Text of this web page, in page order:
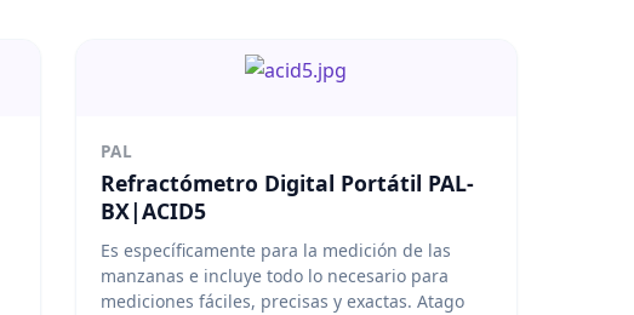
PAL
Refractómetro Digital Portátil PAL-
BX|ACID5
Es específicamente para la medición de las
manzanas e incluye todo lo necesario para
mediciones fáciles, precisas y exactas. Atago